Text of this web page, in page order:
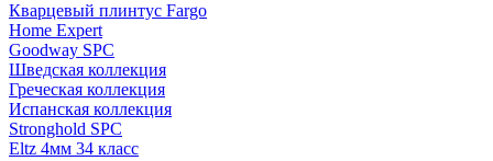
Кварцевый плинтус Fargo
Home Expert
Goodway SPC
Шведская коллекция
Греческая коллекция
Испанская коллекция
Stronghold SPC
Eltz 4мм 34 класс